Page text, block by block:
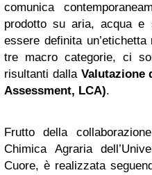
comunica
prodotto su aria, acqua e
essere definita
tre macro categorie, ci
risultanti dalla Valutazione
Assessment, LCA).
Frutto della
Chimica Agraria
Cuore, è realizzata